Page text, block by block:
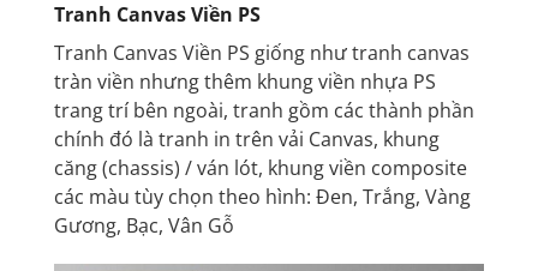
Tranh Canvas Viền PS
Tranh Canvas Viền PS giống như tranh canvas
tràn viền nhưng thêm khung viền nhựa PS
trang trí bên ngoài, tranh gồm các thành phần
chính đó là tranh in trên vải Canvas, khung
căng (chassis) / ván lót, khung viền composite
các màu tùy chọn theo hình: Đen, Trắng, Vàng
Gương, Bạc, Vân Gỗ